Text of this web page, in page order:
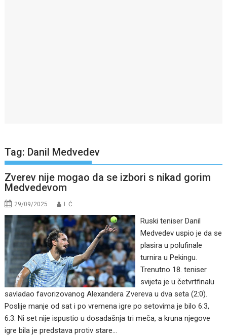
Tag: Danil Medvedev
Zverev nije mogao da se izbori s nikad gorim
Medvedevom
29/09/2025 I. Ć.
Ruski teniser Danil
Medvedev uspio je da se
plasira u polufinale
turnira u Pekingu.
Trenutno 18. teniser
svijeta je u četvrtfinalu
savladao favorizovanog Alexandera Zvereva u dva seta (2:0).
Poslije manje od sat i po vremena igre po setovima je bilo 6:3,
6:3. Ni set nije ispustio u dosadašnja tri meča, a kruna njegove
igre bila je predstava protiv stare…